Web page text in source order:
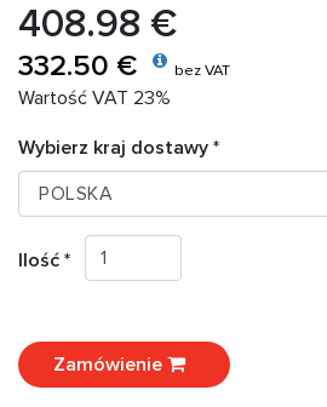
408.98 €
332.50 € bez VAT
Wartość VAT 23%
Wybierz kraj dostawy *
Ilość *
Zamówienie